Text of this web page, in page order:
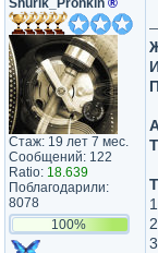
Shurik_Pronkin ®
Стаж: 19 лет 7 мес.
Сообщений: 122
Ratio: 18.639
Поблагодарили:
8078
100%